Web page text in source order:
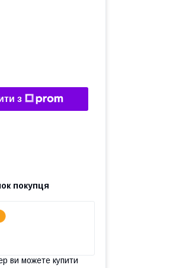
з
покупця
ви можете купити